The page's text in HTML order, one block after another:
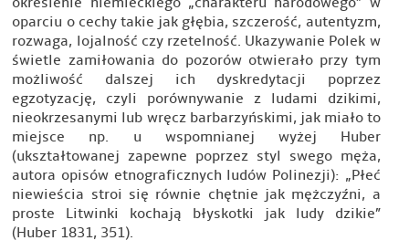
oparciu o cechy takie jak głębia, szczerość, autentyzm,
rozwaga, lojalność czy rzetelność. Ukazywanie Polek w
świetle zamiłowania do pozorów otwierało przy tym
możliwość dalszej ich dyskredytacji poprzez
egzotyzację, czyli porównywanie z ludami dzikimi,
nieokrzesanymi lub wręcz barbarzyńskimi, jak miało to
miejsce np. u wspomnianej wyżej Huber
(ukształtowanej zapewne poprzez styl swego męża,
autora opisów etnograficznych ludów Polinezji): „Płeć
niewieścia stroi się równie chętnie jak mężczyźni, a
proste Litwinki kochają błyskotki jak ludy dzikie”
(Huber 1831, 351).